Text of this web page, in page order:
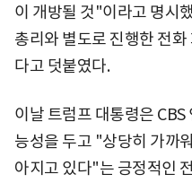
이 개방될 것"이라고 명시
총리와 별도로 진행한 전
다고 덧붙였다.
이날 트럼프 대통령은
능성을 두고 "상당히 가까
아지고 있다"는 긍정적인